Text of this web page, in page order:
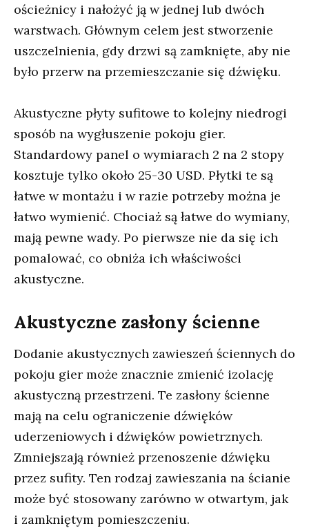
ościeżnicy i nałożyć ją w jednej lub dwóch
warstwach. Głównym celem jest stworzenie
uszczelnienia, gdy drzwi są zamknięte, aby nie
było przerw na przemieszczanie się dźwięku.
Akustyczne płyty sufitowe to kolejny niedrogi
sposób na wygłuszenie pokoju gier.
Standardowy panel o wymiarach 2 na 2 stopy
kosztuje tylko około 25-30 USD. Płytki te są
łatwe w montażu i w razie potrzeby można je
łatwo wymienić. Chociaż są łatwe do wymiany,
mają pewne wady. Po pierwsze nie da się ich
pomalować, co obniża ich właściwości
akustyczne.
Akustyczne zasłony ścienne
Dodanie akustycznych zawieszeń ściennych do
pokoju gier może znacznie zmienić izolację
akustyczną przestrzeni. Te zasłony ścienne
mają na celu ograniczenie dźwięków
uderzeniowych i dźwięków powietrznych.
Zmniejszają również przenoszenie dźwięku
przez sufity. Ten rodzaj zawieszania na ścianie
może być stosowany zarówno w otwartym, jak
i zamkniętym pomieszczeniu.